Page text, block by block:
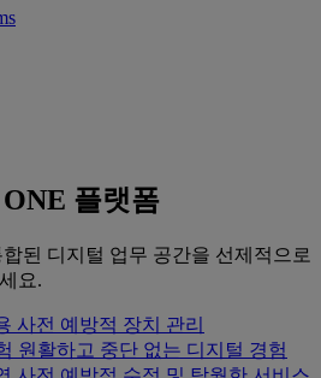
플랫폼
된 디지털 업무 공간을 선제적으로
요.
사전 예방적 장치 관리
원활하고 중단 없는 디지털 경험